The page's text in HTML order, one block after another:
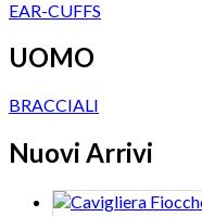
EAR-CUFFS
UOMO
BRACCIALI
Nuovi Arrivi